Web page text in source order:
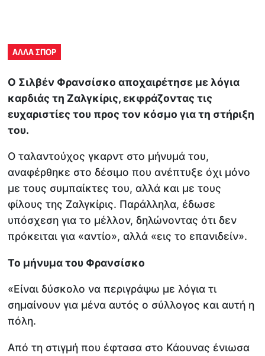
ΑΛΛΑ ΣΠΟΡ
Ο Σιλβέν Φρανσίσκο αποχαιρέτησε με λόγια
καρδιάς τη Ζαλγκίρις, εκφράζοντας τις
ευχαριστίες του προς τον κόσμο για τη στήριξη
του.
Ο ταλαντούχος γκαρντ στο μήνυμά του,
αναφέρθηκε στο δέσιμο που ανέπτυξε όχι μόνο
με τους συμπαίκτες του, αλλά και με τους
φίλους της Ζαλγκίρις. Παράλληλα, έδωσε
υπόσχεση για το μέλλον, δηλώνοντας ότι δεν
πρόκειται για «αντίο», αλλά «εις το επανιδείν».
Το μήνυμα του Φρανσίσκο
«Είναι δύσκολο να περιγράψω με λόγια τι
σημαίνουν για μένα αυτός ο σύλλογος και αυτή η
πόλη.
Από τη στιγμή που έφτασα στο Κάουνας ένιωσα